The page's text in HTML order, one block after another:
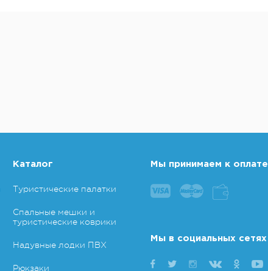
Каталог
Туристические палатки
Спальные мешки и
туристические коврики
Надувные лодки ПВХ
Рюкзаки
Мы принимаем к оплате
Мы в социальных сетях